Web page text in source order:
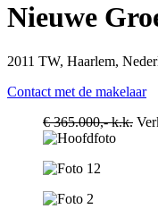
Nieuwe
2011 TW, Haarlem,
Contact met de makelaar
€ 365.000,- k.k.